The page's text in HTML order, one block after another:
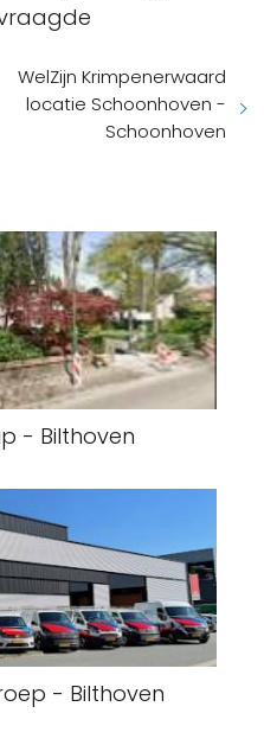
WelZijn Krimpenerwaard
locatie Schoonhoven -
Schoonhoven
- Bilthoven
- Bilthoven